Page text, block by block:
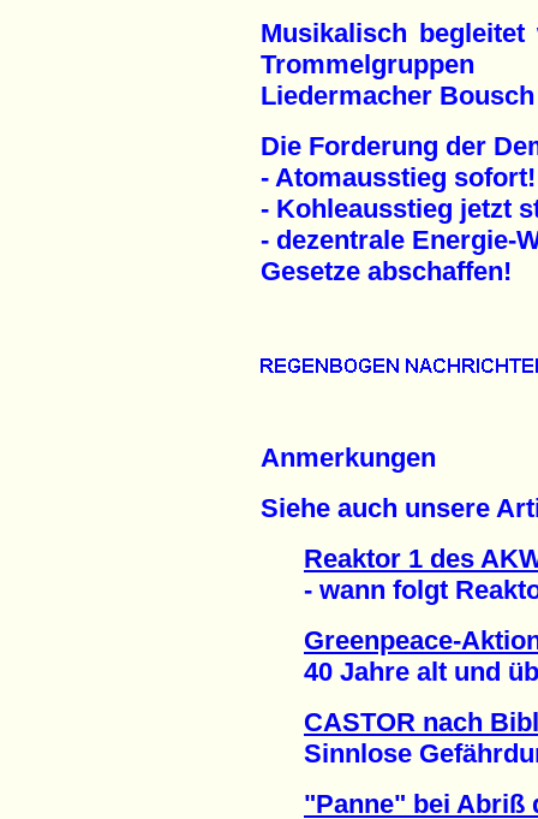
Musikalisch
Liedermacher
Die Forderung der
- Atomausstieg sofort!
- Kohleausstieg jetzt
- dezentrale Energie-
Gesetze abschaffen!
Anmerkungen
Siehe auch unsere
Reaktor 1 des
- wann folgt
Greenpeace-
40 Jahre alt und
CASTOR nach
Sinnlose
"Panne" bei Abriß